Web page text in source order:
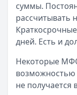
суммы.
рассчитывать
дней. Есть и
Некоторые
возможностью
не получается